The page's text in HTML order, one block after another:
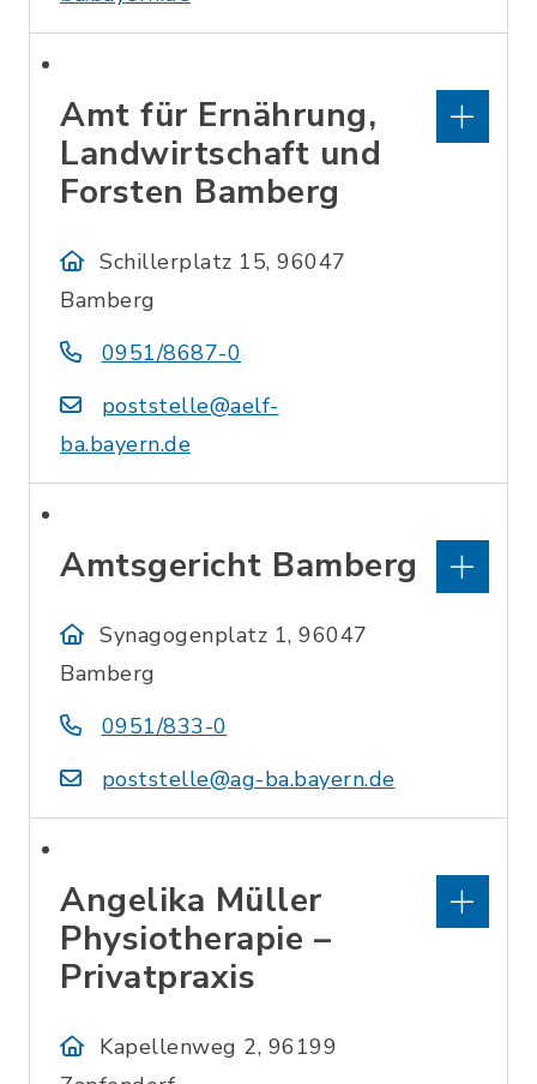
Amt für Ernährung,
Landwirtschaft und
Forsten Bamberg
Schillerplatz 15, 96047
Bamberg
0951/8687-0
poststelle@aelf-
ba.bayern.de
Amtsgericht Bamberg
Synagogenplatz 1, 96047
Bamberg
0951/833-0
poststelle@ag-ba.bayern.de
Angelika Müller
Physiotherapie –
Privatpraxis
Kapellenweg 2, 96199